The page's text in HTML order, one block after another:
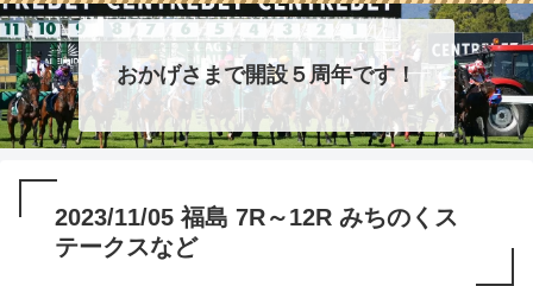
おかげさまで開設５周年です！
2023/11/05 福島 7R～12R みちのくス
テークスなど